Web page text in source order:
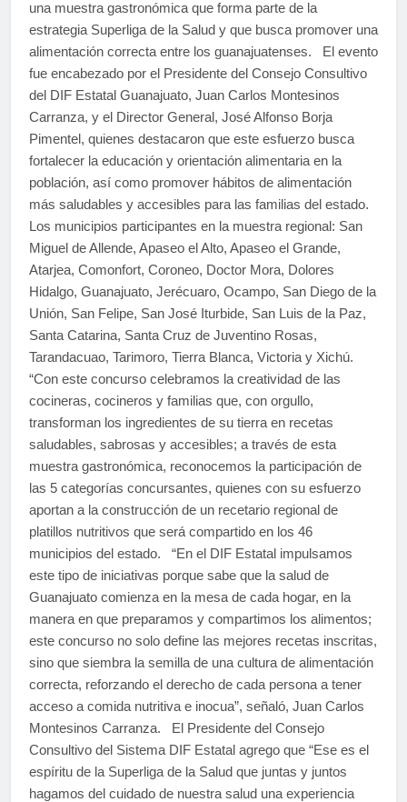
una muestra gastronómica que forma parte de la
estrategia Superliga de la Salud y que busca promover una
alimentación correcta entre los guanajuatenses. El evento
fue encabezado por el Presidente del Consejo Consultivo
del DIF Estatal Guanajuato, Juan Carlos Montesinos
Carranza, y el Director General, José Alfonso Borja
Pimentel, quienes destacaron que este esfuerzo busca
fortalecer la educación y orientación alimentaria en la
población, así como promover hábitos de alimentación
más saludables y accesibles para las familias del estado.
Los municipios participantes en la muestra regional: San
Miguel de Allende, Apaseo el Alto, Apaseo el Grande,
Atarjea, Comonfort, Coroneo, Doctor Mora, Dolores
Hidalgo, Guanajuato, Jerécuaro, Ocampo, San Diego de la
Unión, San Felipe, San José Iturbide, San Luis de la Paz,
Santa Catarina, Santa Cruz de Juventino Rosas,
Tarandacuao, Tarimoro, Tierra Blanca, Victoria y Xichú.
“Con este concurso celebramos la creatividad de las
cocineras, cocineros y familias que, con orgullo,
transforman los ingredientes de su tierra en recetas
saludables, sabrosas y accesibles; a través de esta
muestra gastronómica, reconocemos la participación de
las 5 categorías concursantes, quienes con su esfuerzo
aportan a la construcción de un recetario regional de
platillos nutritivos que será compartido en los 46
municipios del estado. “En el DIF Estatal impulsamos
este tipo de iniciativas porque sabe que la salud de
Guanajuato comienza en la mesa de cada hogar, en la
manera en que preparamos y compartimos los alimentos;
este concurso no solo define las mejores recetas inscritas,
sino que siembra la semilla de una cultura de alimentación
correcta, reforzando el derecho de cada persona a tener
acceso a comida nutritiva e inocua”, señaló, Juan Carlos
Montesinos Carranza. El Presidente del Consejo
Consultivo del Sistema DIF Estatal agrego que “Ese es el
espíritu de la Superliga de la Salud que juntas y juntos
hagamos del cuidado de nuestra salud una experiencia